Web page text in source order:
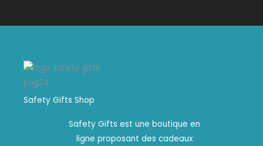
Safety Gifts Shop
Safety Gifts est une boutique en
ligne proposant des cadeaux